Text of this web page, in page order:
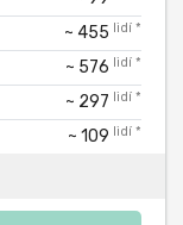
~ 455 lidí *
~ 576 lidí *
~ 297 lidí *
~ 109 lidí *